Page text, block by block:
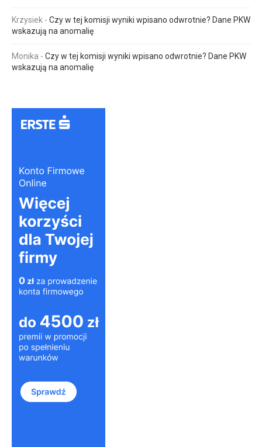
Krzysiek - Czy w tej komisji wyniki wpisano odwrotnie? Dane PKW
wskazują na anomalię
Monika - Czy w tej komisji wyniki wpisano odwrotnie? Dane PKW
wskazują na anomalię